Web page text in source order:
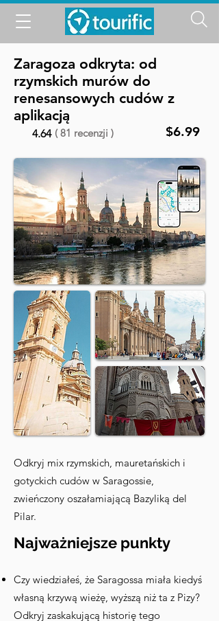
Zaragoza odkryta: od
rzymskich murów do
renesansowych cudów z
aplikacją
4.64 ( 81 recenzji ) $6.99
Odkryj mix rzymskich, mauretańskich i
gotyckich cudów w Saragossie,
zwieńczony oszałamiającą Bazyliką del
Pilar.
Najważniejsze punkty
Czy wiedziałeś, że Saragossa miała kiedyś
własną krzywą wieżę, wyższą niż ta z Pizy?
Odkryj zaskakującą historię tego